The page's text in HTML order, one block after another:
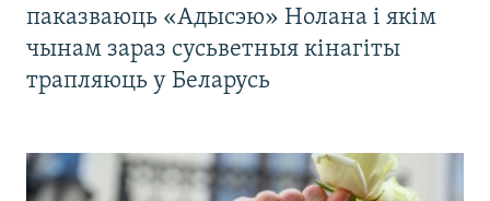
паказваюць «Адысэю» Нолана і якім
чынам зараз сусьветныя кінагіты
трапляюць у Беларусь